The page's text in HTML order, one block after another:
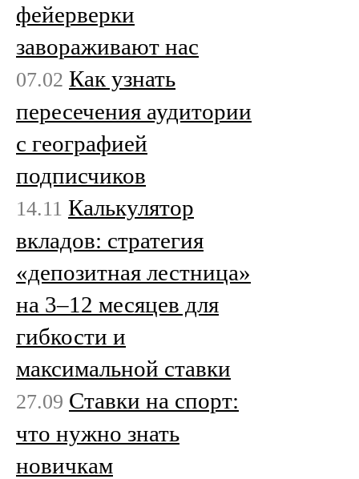
фейерверки
завораживают нас
07.02 Как узнать
пересечения аудитории
с географией
подписчиков
14.11 Калькулятор
вкладов: стратегия
«депозитная лестница»
на 3–12 месяцев для
гибкости и
максимальной ставки
27.09 Ставки на спорт:
что нужно знать
новичкам